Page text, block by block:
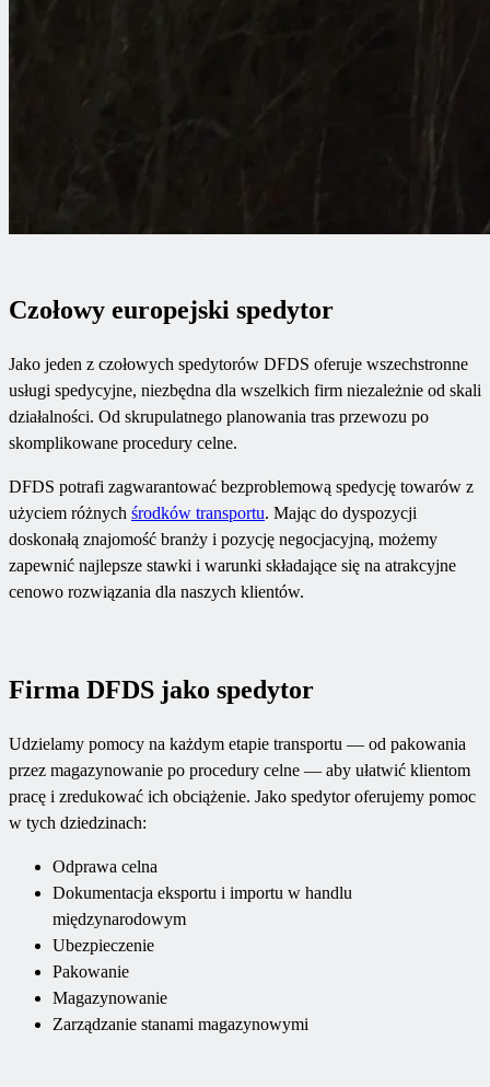
Czołowy europejski spedytor
Jako jeden z czołowych spedytorów DFDS oferuje wszechstronne
usługi spedycyjne, niezbędna dla wszelkich firm niezależnie od skali
działalności. Od skrupulatnego planowania tras przewozu po
skomplikowane procedury celne.
DFDS potrafi zagwarantować bezproblemową spedycję towarów z
użyciem różnych środków transportu. Mając do dyspozycji
doskonałą znajomość branży i pozycję negocjacyjną, możemy
zapewnić najlepsze stawki i warunki składające się na atrakcyjne
cenowo rozwiązania dla naszych klientów.
Firma DFDS jako spedytor
Udzielamy pomocy na każdym etapie transportu — od pakowania
przez magazynowanie po procedury celne — aby ułatwić klientom
pracę i zredukować ich obciążenie. Jako spedytor oferujemy pomoc
w tych dziedzinach:
Odprawa celna
Dokumentacja eksportu i importu w handlu
międzynarodowym
Ubezpieczenie
Pakowanie
Magazynowanie
Zarządzanie stanami magazynowymi